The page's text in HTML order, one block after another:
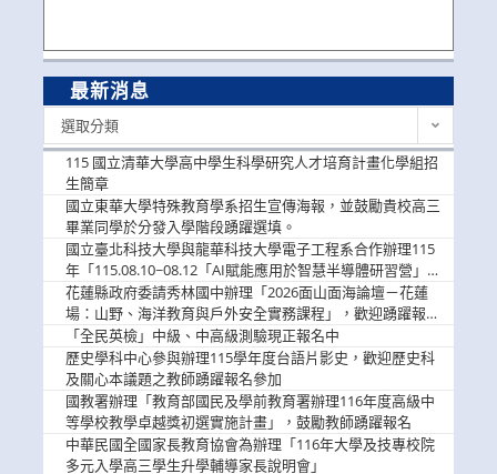
最新消息
選取分類
115 國立清華大學高中學生科學研究人才培育計畫化學組招
生簡章
國立東華大學特殊教育學系招生宣傳海報，並鼓勵貴校高三
畢業同學於分發入學階段踴躍選填。
國立臺北科技大學與龍華科技大學電子工程系合作辦理115
年「115.08.10~08.12「AI賦能應用於智慧半導體研習營」，
歡迎學生踴躍報名參加
花蓮縣政府委請秀林國中辦理「2026面山面海論壇－花蓮
場：山野、海洋教育與戶外安全實務課程」，歡迎踴躍報名
參加
「全民英檢」中級、中高級測驗現正報名中
歷史學科中心參與辦理115學年度台語片影史，歡迎歷史科
及關心本議題之教師踴躍報名參加
國教署辦理「教育部國民及學前教育署辦理116年度高級中
等學校教學卓越獎初選實施計畫」，鼓勵教師踴躍報名
中華民國全國家長教育協會為辦理「116年大學及技專校院
多元入學高三學生升學輔導家長說明會」